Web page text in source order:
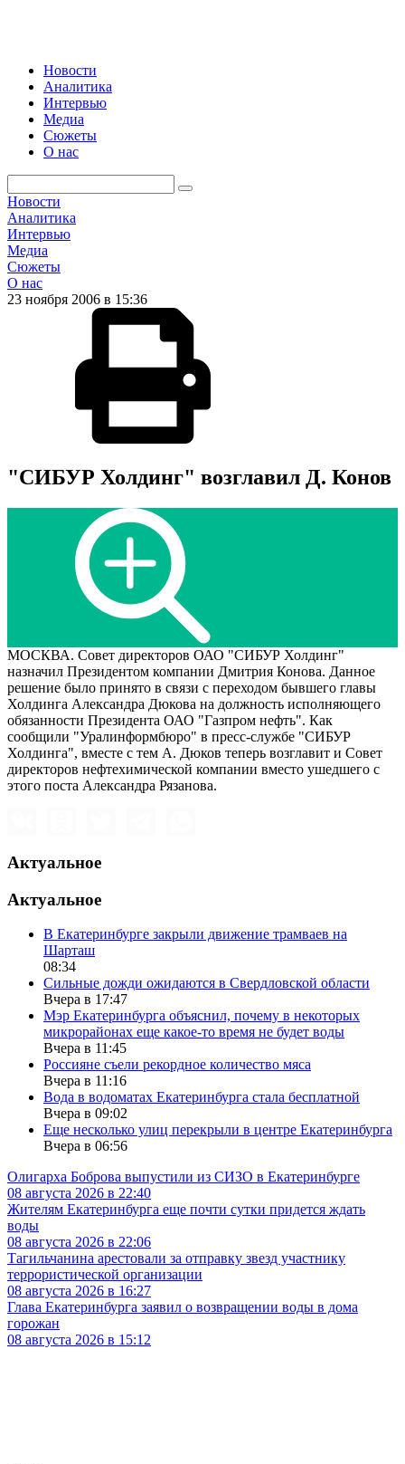
Новости
Аналитика
Интервью
Медиа
Сюжеты
О нас
Новости
Аналитика
Интервью
Медиа
Сюжеты
О нас
23 ноября 2006 в 15:36
"СИБУР Холдинг" возглавил Д. Конов
МОСКВА. Совет директоров ОАО "СИБУР Холдинг"
назначил Президентом компании Дмитрия Конова. Данное
решение было принято в связи с переходом бывшего главы
Холдинга Александра Дюкова на должность исполняющего
обязанности Президента ОАО "Газпром нефть". Как
сообщили "Уралинформбюро" в пресс-службе "СИБУР
Холдинга", вместе с тем А. Дюков теперь возглавит и Совет
директоров нефтехимической компании вместо ушедшего с
этого поста Александра Рязанова.
Актуальное
Актуальное
В Екатеринбурге закрыли движение трамваев на
Шарташ
08:34
Сильные дожди ожидаются в Свердловской области
Вчера в 17:47
Мэр Екатеринбурга объяснил, почему в некоторых
микрорайонах еще какое-то время не будет воды
Вчера в 11:45
Россияне съели рекордное количество мяса
Вчера в 11:16
Вода в водоматах Екатеринбурга стала бесплатной
Вчера в 09:02
Еще несколько улиц перекрыли в центре Екатеринбурга
Вчера в 06:56
Олигарха Боброва выпустили из СИЗО в Екатеринбурге
08 августа 2026 в 22:40
Жителям Екатеринбурга еще почти сутки придется ждать
воды
08 августа 2026 в 22:06
Тагильчанина арестовали за отправку звезд участнику
террористической организации
08 августа 2026 в 16:27
Глава Екатеринбурга заявил о возвращении воды в дома
горожан
08 августа 2026 в 15:12